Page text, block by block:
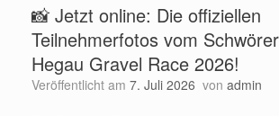
📸 Jetzt online: Die offiziellen
Teilnehmerfotos vom
Hegau Gravel Race 2026!
Veröffentlicht am 7. Juli 2026 von admin